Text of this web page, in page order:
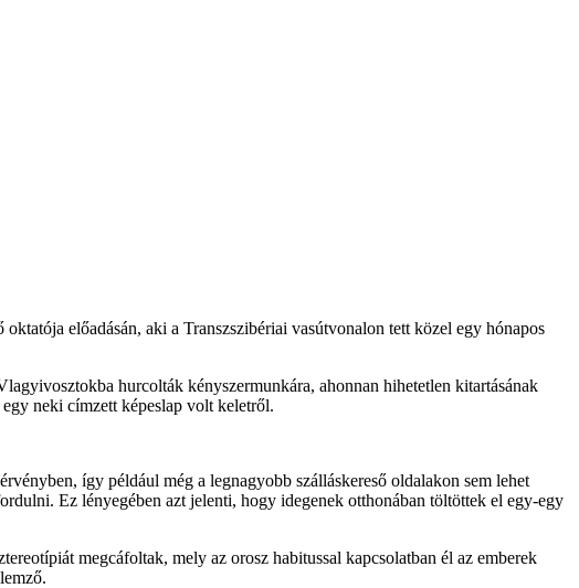
előadásán, aki a Transzszibériai vasútvonalon tett közel egy hónapos
hurcolták kényszermunkára, ahonnan hihetetlen kitartásának
neki címzett képeslap volt keletről.
így például még a legnagyobb szálláskereső oldalakon sem lehet
Ez lényegében azt jelenti, hogy idegenek otthonában töltöttek el egy-egy
megcáfoltak, mely az orosz habitussal kapcsolatban él az emberek